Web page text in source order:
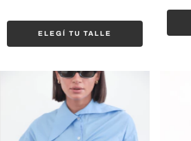
ELEGÍ TU TALLE